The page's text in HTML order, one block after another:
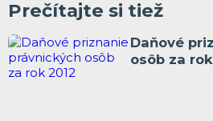
Prečítajte si tiež
Daňové
osôb za